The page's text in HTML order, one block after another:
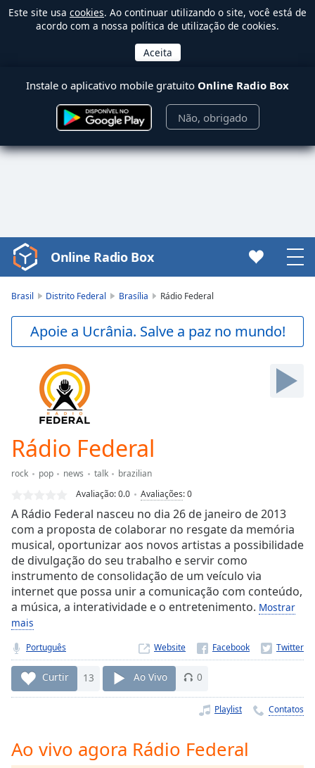
Este site usa cookies. Ao continuar utilizando o site, você está de
acordo com a nossa política de utilização de cookies.
Instale o aplicativo mobile gratuito Online Radio Box
Não, obrigado
Video
Player
Backward
Current
Time0:00
Duration
0.00%
Stream
TypeLIVE
Seek to
live,
currently
behind
live LIVE
Remaining
Time-
Playback
Chapters
Online Radio Box
Brasil Distrito Federal Brasília Rádio Federal
Apoie a Ucrânia. Salve a paz no mundo!
Rádio Federal
rock pop news talk
brazilian
Avaliação:0.0 Avaliações:0
A Rádio Federal nasceu no dia 26 de janeiro de 2013
com a proposta de colaborar no resgate da memória
musical, oportunizar aos novos artistas a possibilidade
de divulgação do seu trabalho e servir como
instrumento de consolidação de um veículo via
internet que possa unir a comunicação com conteúdo,
a música, a interatividade e o entretenimento. Mostrar
mais
Português Website
Curtir 13 Ao Vivo 0
Playlist Contatos
Ao vivo agora Rádio Federal